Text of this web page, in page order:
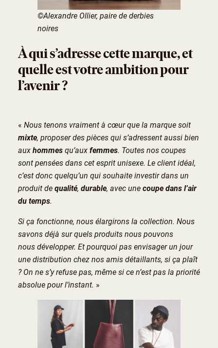
©Alexandre Ollier, paire de derbies
noires
À qui s’adresse cette marque, et
quelle est votre ambition pour
l’avenir ?
« Nous tenons vraiment à cœur que la marque soit
mixte, proposer des pièces qui s’adressent aussi bien
auxhommesqu’aux femmes. Toutes nos coupes
sont pensées dans cet esprit unisexe. Le client idéal,
c’est donc quelqu’un qui souhaite investir dans un
produit de qualité, durable, avec une coupe dans l’air
du temps.
Si ça fonctionne, nous élargirons la collection. Nous
savons déjà sur quels produits nous pouvons
nous développer. Et pourquoi pas envisager un jour
une distribution chez nos amis détaillants, si ça plaît
? On ne s’y refuse pas, même si ce n’est pas la priorité
absolue pour l’instant. »